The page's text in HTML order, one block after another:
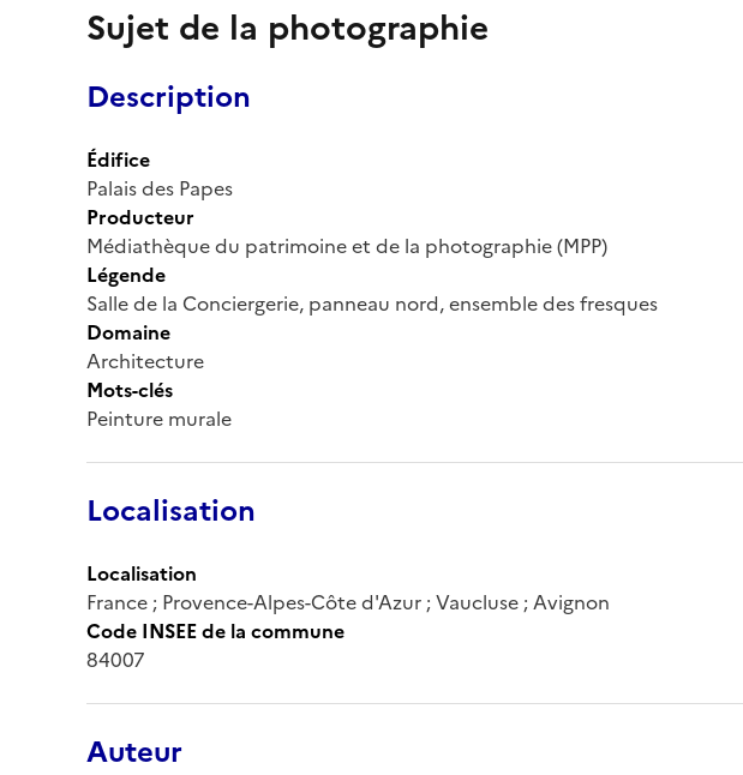
Sujet de la photographie
Description
Édifice
Palais des Papes
Producteur
Médiathèque du patrimoine et de la photographie (MPP)
Légende
Salle de la Conciergerie, panneau nord, ensemble des fresques
Domaine
Architecture
Mots-clés
Peinture murale
Localisation
Localisation
France ; Provence-Alpes-Côte d'Azur ; Vaucluse ; Avignon
Code INSEE de la commune
84007
Auteur